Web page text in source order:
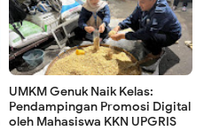
UMKM Genuk Naik Kelas:
Pendampingan Promosi Digital
oleh Mahasiswa KKN UPGRIS